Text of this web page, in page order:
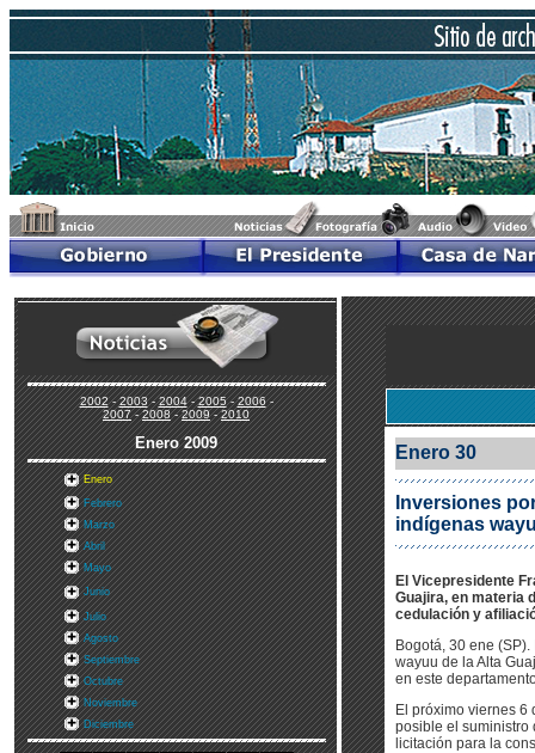
2002-2003-2004-2005-2006-
2007-2008-2009-2010
Enero2009
Enero
Febrero
Marzo
Abril
Mayo
Junio
Julio
Agosto
Septiembre
Octubre
Noviembre
Diciembre
Enero 30
Inversiones
indígenas
El Vicepresidente
Guajira, en materia
cedulación y
Bogotá, 30 ene
wayuu de la Alta
en este
El próximo viernes
posible el suministro
licitación para la